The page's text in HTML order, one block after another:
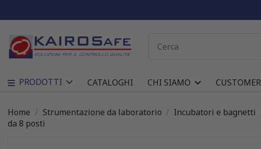
PRODOTTI CATALOGHI CHI SIAMO
Home Strumentazione da laboratorio Incubatori e bagnetti
da 8 posti